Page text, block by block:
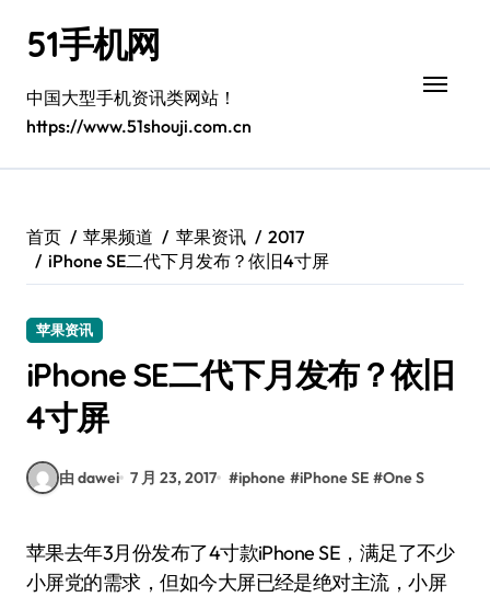
51手机网
中国大型手机资讯类网站！
https://www.51shouji.com.cn
首页 苹果频道 苹果资讯
2017
iPhone SE二代下月发布？依旧4寸屏
苹果资讯
iPhone SE二代下月发布？依旧
4寸屏
由 dawei 7 月 23, 2017 #iphone #iPhone SE #One S
苹果去年3月份发布了4寸款iPhone SE，满足了不少
小屏党的需求，但如今大屏已经是绝对主流，小屏